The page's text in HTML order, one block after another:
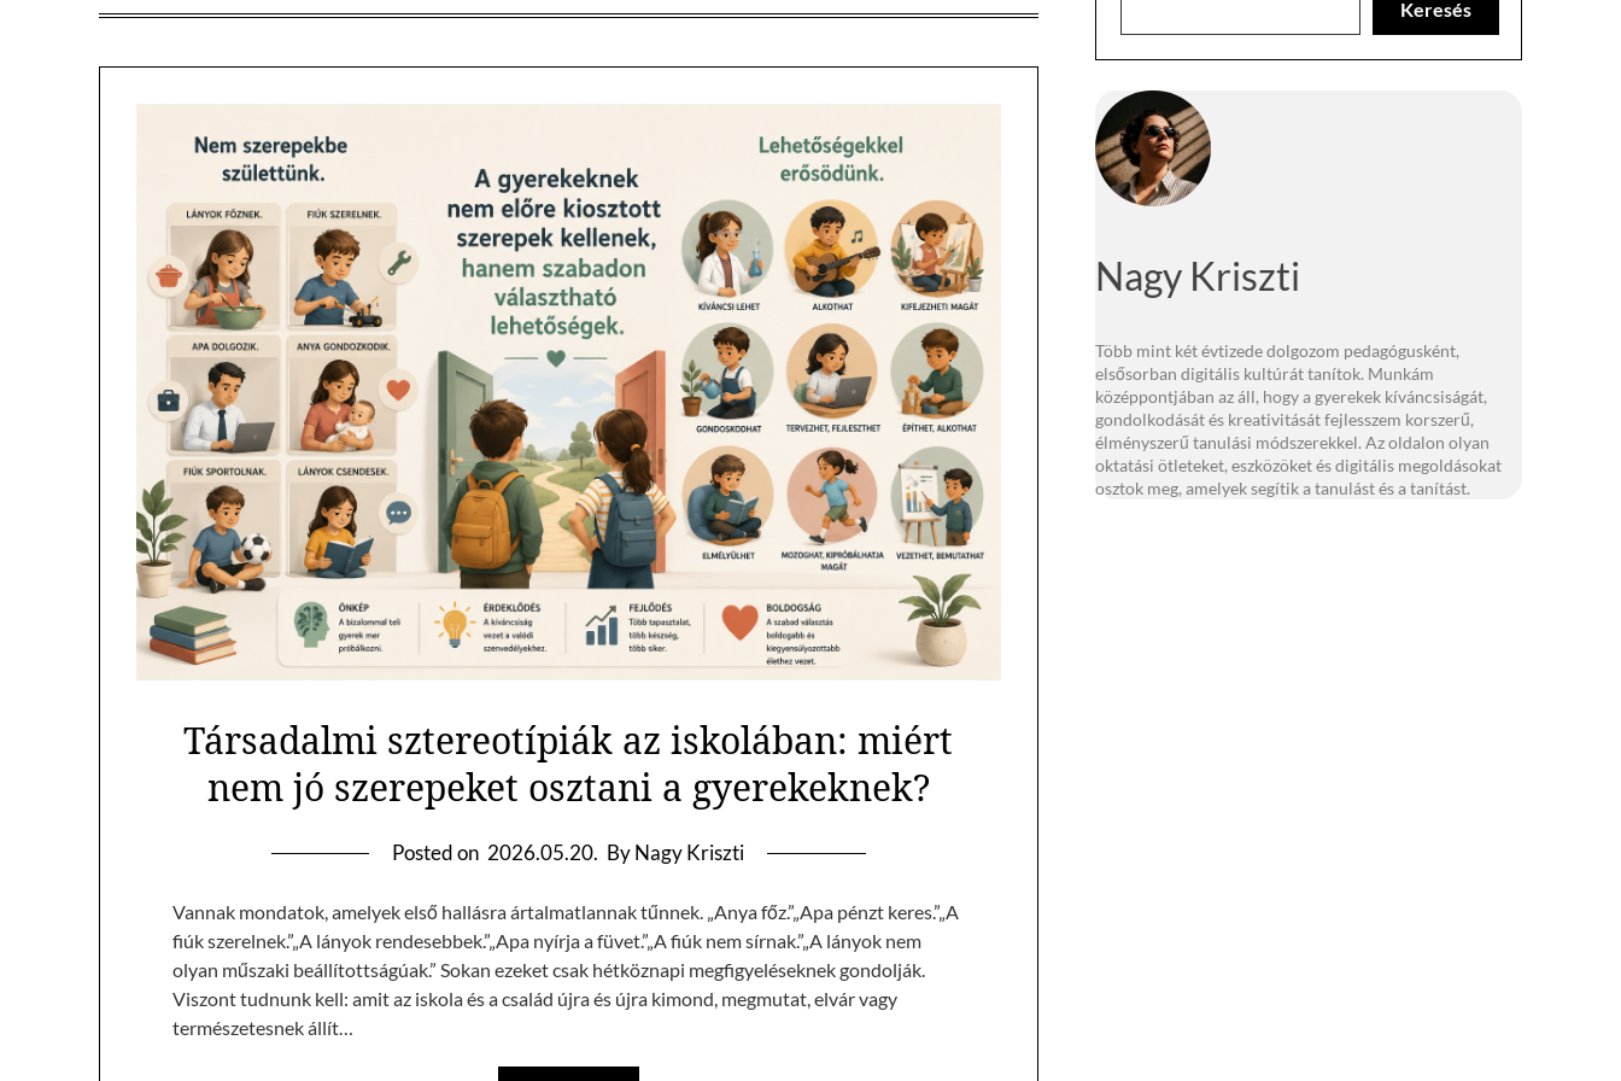
Társadalmi sztereotípiák az iskolában: miért
nem jó szerepeket osztani a gyerekeknek?
Posted on 2026.05.20. By Nagy Kriszti
Vannak mondatok, amelyek első hallásra ártalmatlannak tűnnek. „Anya főz.”„Apa pénzt keres.”„A
fiúk szerelnek.”„A lányok rendesebbek.”„Apa nyírja a füvet.”„A fiúk nem sírnak.”„A lányok nem
olyan műszaki beállítottságúak.” Sokan ezeket csak hétköznapi megfigyeléseknek gondolják.
Viszont tudnunk kell: amit az iskola és a család újra és újra kimond, megmutat, elvár vagy
természetesnek állít…
Keresés
Nagy Kriszti
Több mint két évtizede dolgozom pedagógusként,
elsősorban digitális kultúrát tanítok. Munkám
középpontjában az áll, hogy a gyerekek kíváncsiságát,
gondolkodását és kreativitását fejlesszem korszerű,
élményszerű tanulási módszerekkel. Az oldalon olyan
oktatási ötleteket, eszközöket és digitális megoldásokat
osztok meg, amelyek segítik a tanulást és a tanítást.